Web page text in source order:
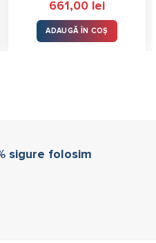
stele
din 5
661,00 lei
ADAUGĂ ÎN COȘ
sigure folosim